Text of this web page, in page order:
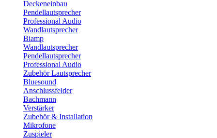
Deckeneinbau
Pendellautsprecher
Professional Audio
Wandlautsprecher
Biamp
Wandlautsprecher
Pendellautsprecher
Professional Audio
Zubehör Lautsprecher
Bluesound
Anschlussfelder
Bachmann
Verstärker
Zubehör & Installation
Mikrofone
Zuspieler